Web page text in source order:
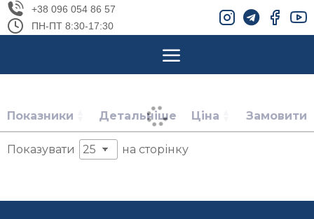
+38 096 054 86 57
ПН-ПТ 8:30-17:30
Показники Детальніше Ціна Замовити
Показувати на сторінку